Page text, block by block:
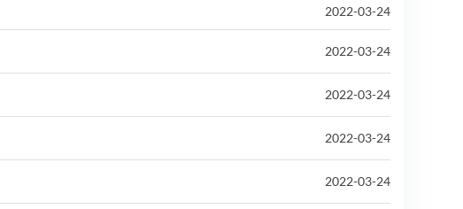
2022-03-24
2022-03-24
2022-03-24
2022-03-24
2022-03-24